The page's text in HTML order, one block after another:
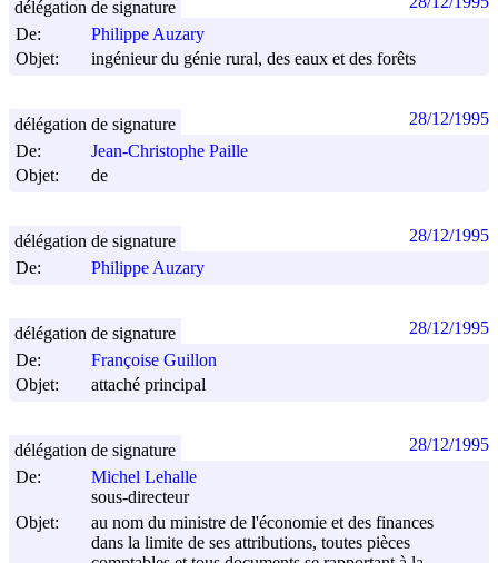
De:
Philippe Auzary
Objet:
ingénieur du génie rural, des eaux et des forêts
délégation de signature
De:
Jean-Christophe Paille
Objet:
de
délégation de signature 28/12/1995
De: Philippe Auzary
délégation de signature 28/12/1995
De:
Françoise Guillon
Objet:
attaché principal
délégation de signature 28/12/1995
De:
Michel Lehalle
sous-directeur
Objet:
au nom du ministre de l'économie et des finances
dans la limite de ses attributions, toutes pièces
délégation de signature 28/12/1995